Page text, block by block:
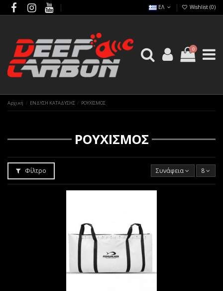
ΕΛ Wishlist (0)
0
Αρχική ΕΝΔΥΣΗ ΚΑΤΑΔΥΣΗΣ ΡΟΥΧΙΣΜΟΣ
ΡΟΥΧΙΣΜΟΣ
Φίλτρο Συνάφεια 8